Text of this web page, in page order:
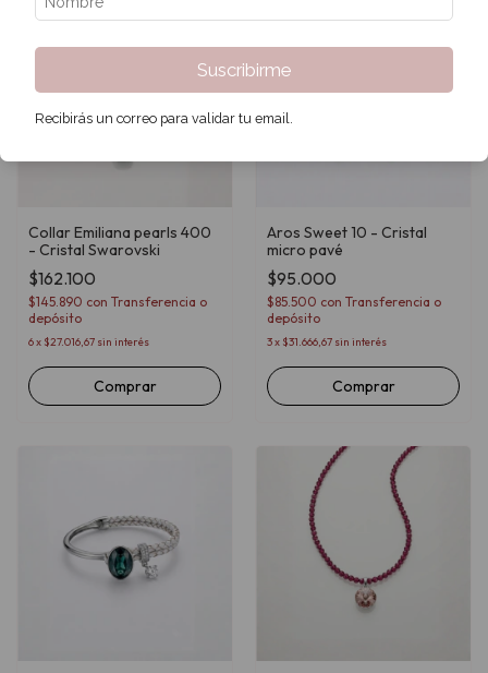
Collar Emiliana pearls 400
- Cristal Swarovski
$162.100
$145.890 con Transferencia o
depósito
6x $27.016,67 sin interés
Comprar
Aros Sweet 10 - Cristal
micro pavé
$95.000
$85.500 con Transferencia o
depósito
3x $31.666,67 sin interés
Comprar
Suscribirme
Recibirás un correo para validar tu email.